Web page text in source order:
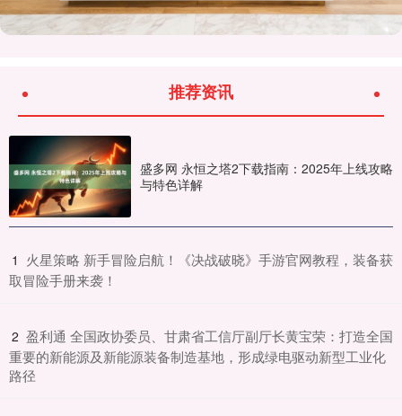
推荐资讯
盛多网 永恒之塔2下载指南：2025年上线攻略
与特色详解
1 ​火星策略 新手冒险启航！《决战破晓》手游官网教程，装备获
取冒险手册来袭！
2 ​盈利通 全国政协委员、甘肃省工信厅副厅长黄宝荣：打造全国
重要的新能源及新能源装备制造基地，形成绿电驱动新型工业化
路径